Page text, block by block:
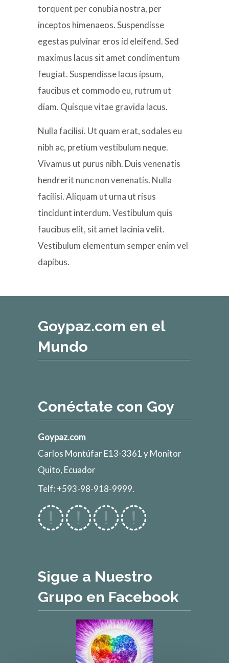
torquent per conubia nostra, per
inceptos himenaeos. Suspendisse
egestas pulvinar eros id eleifend. Sed
maximus lacus sit amet condimentum
feugiat. Suspendisse lacus ipsum,
faucibus et commodo eu, rutrum ut
diam. Quisque vitae gravida lacus.
Nulla facilisi. Ut quam erat, sodales eu
nibh ac, pretium vestibulum neque.
Vivamus ut purus nibh. Duis venenatis
hendrerit nunc non venenatis. Nulla
facilisi. Aliquam ut urna ut risus
tincidunt interdum. Vestibulum quis
faucibus elit, sit amet lacinia velit.
Vestibulum elementum semper enim vel
dapibus.
Goypaz.com en el
Mundo
Conéctate con Goy
Goypaz.com
Carlos Montúfar E13-3361 y Monitor
Quito, Ecuador
Telf: +593-98-918-9999.
Sigue a Nuestro
Grupo en Facebook